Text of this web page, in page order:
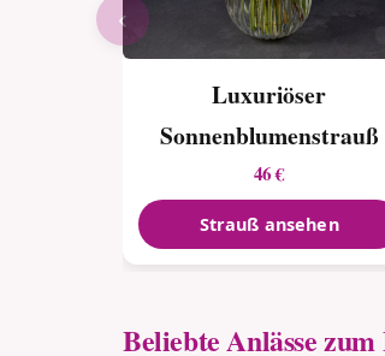
Luxuriöser
Sonnenblumen­strauß
46 €
Strauß ansehen
‹
Beliebte Anlässe